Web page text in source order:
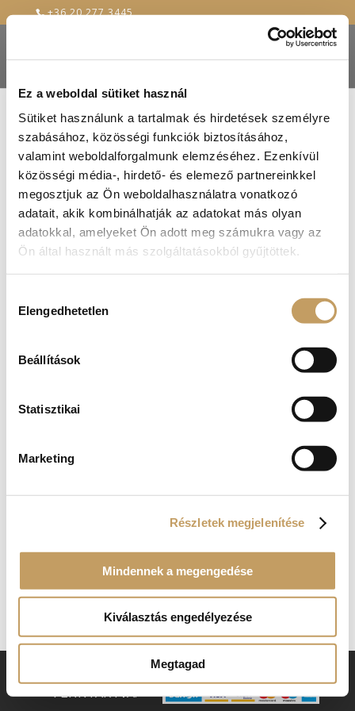
Ez a weboldal sütiket használ
Sütiket használunk a tartalmak és hirdetések személyre
szabásához, közösségi funkciók biztosításához,
valamint weboldalforgalmunk elemzéséhez. Ezenkívül
közösségi média-, hirdető- és elemező partnereinkkel
megosztjuk az Ön weboldalhasználatra vonatkozó
adatait, akik kombinálhatják az adatokat más olyan
adatokkal, amelyeket Ön adott meg számukra vagy az
Ön által használt más szolgáltatásokból gyűjtöttek.
kiválasztása
Elengedhetetlen
Beállítások
Statisztikai
Marketing
Részletek megjelenítése
Mindennek a megengedése
Kiválasztás engedélyezése
Megtagad
+36 20 277 3445
20201008_161934
2020-Oct-12
No products in the cart.
RENAISSANCE ÉTTEREM © 2018. MINDEN JOG
FENNTARTVA.